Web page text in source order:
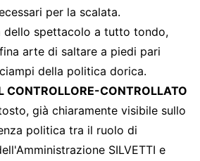
per la scalata.
dello spettacolo a tutto tondo,
arte di saltare a piedi pari
della politica dorica.
CONTROLLORE-CONTROLLATO
già chiaramente visibile sullo
politica tra il ruolo di
SILVETTI e